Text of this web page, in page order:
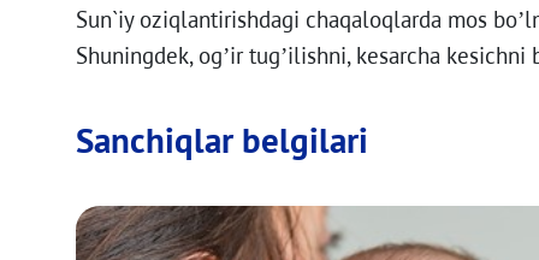
Sun`iy oziqlantirishdagi chaqaloqlarda mos
Shuningdek, og’ir tug’ilishni, kesarcha
Sanchiqlar belgilari